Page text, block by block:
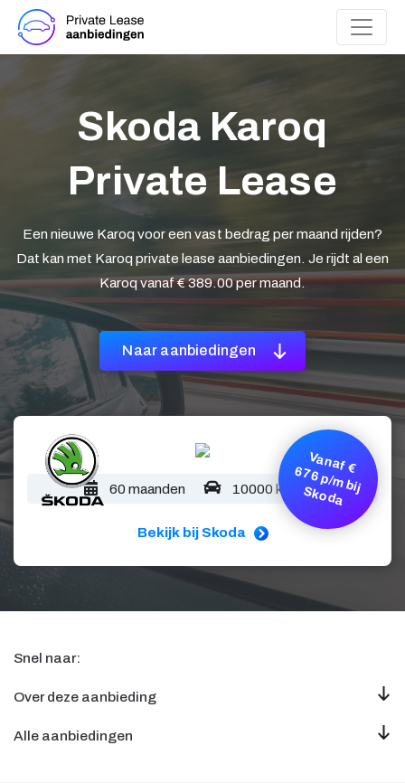
Skoda Karoq
Private Lease
Een nieuwe Karoq voor een vast bedrag per maand rijden?
Dat kan met Karoq private lease aanbiedingen. Je rijdt al een
Karoq vanaf € 389.00 per maand.
Naar aanbiedingen
V
a
n
a
f €
6
7
6
p
/m
b
ij
S
k
o
d
a
60 maanden 10000 km/jaar
Bekijk bij Skoda
Snel naar:
Over deze aanbieding
Alle aanbiedingen